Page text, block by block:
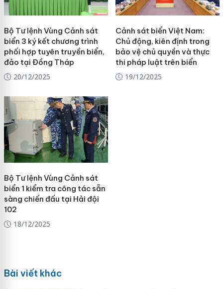
Bộ Tư lệnh Vùng Cảnh sát
biển 3 ký kết chương trình
phối hợp tuyên truyền biển,
đảo tại Đồng Tháp
20/12/2025
Cảnh sát biển Việt Nam:
Chủ động, kiên định trong
bảo vệ chủ quyền và thực
thi pháp luật trên biển
19/12/2025
Bộ Tư lệnh Vùng Cảnh sát
biển 1 kiểm tra công tác sẵn
sàng chiến đấu tại Hải đội
102
18/12/2025
Bài viết khác